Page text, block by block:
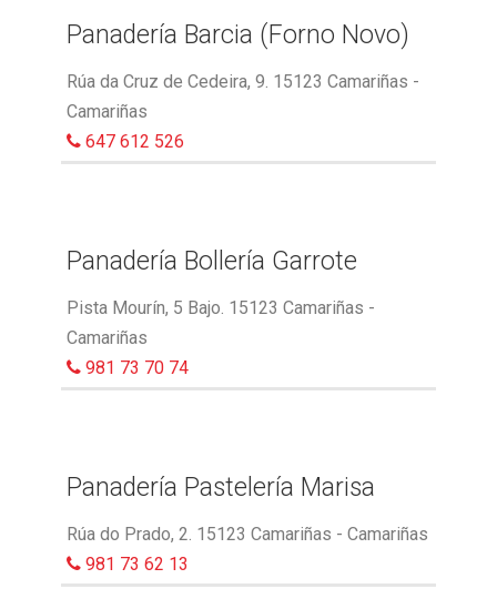
Panadería Barcia (Forno Novo)
Rúa da Cruz de Cedeira, 9. 15123 Camariñas -
Camariñas
647 612 526
Panadería Bollería Garrote
Pista Mourín, 5 Bajo. 15123 Camariñas -
Camariñas
981 73 70 74
Panadería Pastelería Marisa
Rúa do Prado, 2. 15123 Camariñas - Camariñas
981 73 62 13